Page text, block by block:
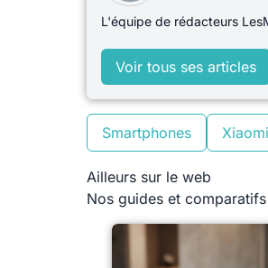
L'équipe de rédacteurs
Voir tous ses articles
Smartphones Xiaomi
Ailleurs sur le web
Nos guides et comparatifs